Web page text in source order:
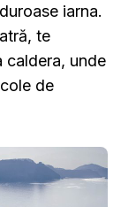
iarna.
te
caldera, unde
de